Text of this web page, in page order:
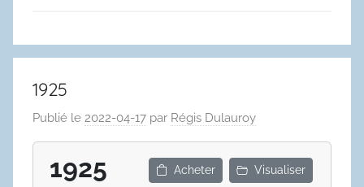
1925
Publié le 2022-04-17 par Régis Dulauroy
1925 Acheter Visualiser